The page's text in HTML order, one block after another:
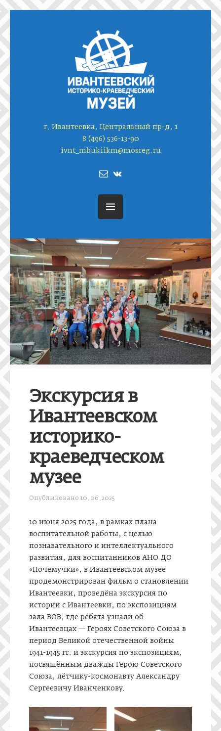
г. Ивантеевка, Центральный пр-д, 1
8 (496) 536-13-90
ivnt_mbukiikm@mosreg.ru
Экскурсия в
Ивантеевском
историко-
краеведческом
музее
Опубликовано 10.06.2025
10 июня 2025 года, в рамках плана
воспитательной работы, с целью
познавательного и интеллектуального
развития, для воспитанников АНО ДО
«Почемучки», в Ивантеевском музее
продемонстрирован фильм о становлении
Ивантеевки, проведёна экскурсия по
истории с Ивантеевки, по экспозициям
зала ВОВ, где ребята узнали об
Ивантеевцах — Героях Советского Союза в
период Великой отечественной войны
1941-1945 гг. и экскурсия по экспозициям,
посвящённым дважды Герою Советского
Союза, лётчику-космонавту Александру
Сергеевичу Иванченкову.